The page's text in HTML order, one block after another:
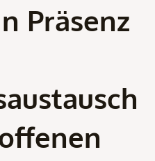
Präsenz